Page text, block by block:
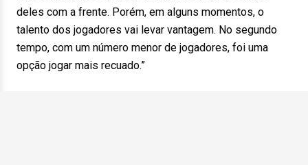
deles com a frente. Porém, em alguns momentos, o
talento dos jogadores vai levar vantagem. No segundo
tempo, com um número menor de jogadores, foi uma
opção jogar mais recuado.”